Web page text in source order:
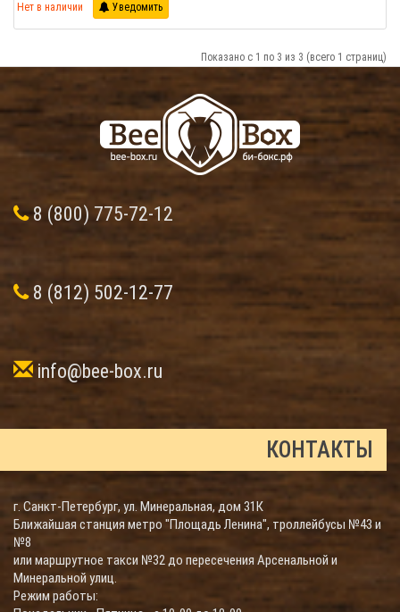
Нет в наличии Уведомить
Показано с 1 по 3 из 3 (всего 1 страниц)
8 (800) 775-72-12
8 (812) 502-12-77
info@bee-box.ru
КОНТАКТЫ
г. Санкт-Петербург, ул. Минеральная, дом 31К
Ближайшая станция метро "Площадь Ленина", троллейбусы №43 и
№8
или маршрутное такси №32 до пересечения Арсенальной и
Минеральной улиц.
Режим работы: